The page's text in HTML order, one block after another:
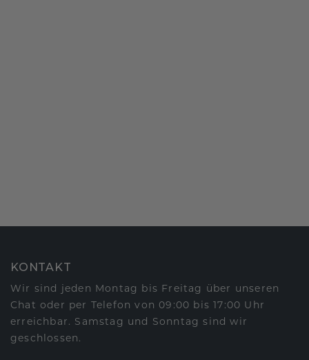
KONTAKT
Wir sind jeden Montag bis Freitag über unseren
Chat oder per Telefon von 09:00 bis 17:00 Uhr
erreichbar. Samstag und Sonntag sind wir
geschlossen.